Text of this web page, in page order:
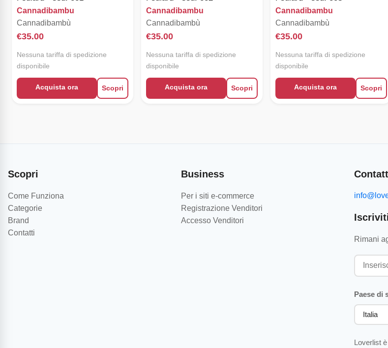
Cannadibambu
Cannadibambù
€35.00
Nessuna tariffa di spedizione
disponibile
Acquista ora Scopri
Cannadibambu
Cannadibambù
€35.00
Nessuna tariffa di spedizione
disponibile
Acquista ora Scopri
Cannadibambu
Cannadibambù
€35.00
Nessuna tariffa di spedizione
disponibile
Acquista ora Scopri
Scopri
Come Funziona
Categorie
Brand
Contatti
Business
Per i siti e-commerce
Registrazione Venditori
Accesso Venditori
Rimani
Paese di
Loverlist